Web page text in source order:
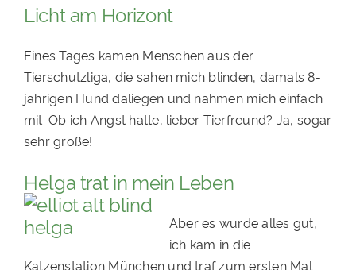
Licht am Horizont
Eines Tages kamen Menschen aus der
Tierschutzliga, die sahen mich blinden, damals 8-
jährigen Hund daliegen und nahmen mich einfach
mit. Ob ich Angst hatte, lieber Tierfreund? Ja, sogar
sehr große!
Helga trat in mein Leben
Aber es wurde alles gut,
ich kam in die
Katzenstation München und traf zum ersten Mal